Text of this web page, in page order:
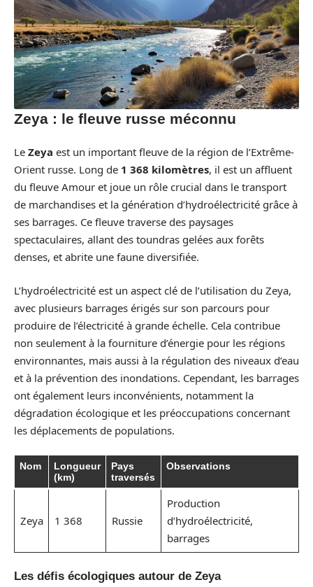
Zeya : le fleuve russe méconnu
Le Zeya est un important fleuve de la région de l’Extrême-
Orient russe. Long de 1 368 kilomètres, il est un affluent
du fleuve Amour et joue un rôle crucial dans le transport
de marchandises et la génération d’hydroélectricité grâce à
ses barrages. Ce fleuve traverse des paysages
spectaculaires, allant des toundras gelées aux forêts
denses, et abrite une faune diversifiée.
L’hydroélectricité est un aspect clé de l’utilisation du Zeya,
avec plusieurs barrages érigés sur son parcours pour
produire de l’électricité à grande échelle. Cela contribue
non seulement à la fourniture d’énergie pour les régions
environnantes, mais aussi à la régulation des niveaux d’eau
et à la prévention des inondations. Cependant, les barrages
ont également leurs inconvénients, notamment la
dégradation écologique et les préoccupations concernant
les déplacements de populations.
Nom
Longueur
(km)
Pays
traversés
Observations
Zeya 1 368 Russie
Production
d’hydroélectricité,
barrages
Les défis écologiques autour de Zeya